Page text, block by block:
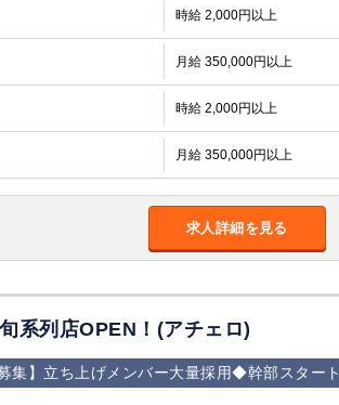
時給 2,000円以上
月給 350,000円以上
時給 2,000円以上
月給 350,000円以上
求人詳細を見る
系列店OPEN！(アチェロ)
集】立ち上げメンバー大量採用◆幹部スタ
たまプラーザ
大船
横須賀 桜木町
加松原＞
都宮西口）